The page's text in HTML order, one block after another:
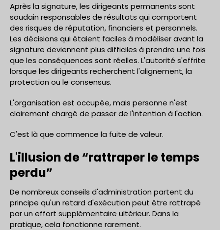
Après la signature, les dirigeants permanents sont
soudain responsables de résultats qui comportent
des risques de réputation, financiers et personnels.
Les décisions qui étaient faciles à modéliser avant la
signature deviennent plus difficiles à prendre une fois
que les conséquences sont réelles. L'autorité s'effrite
lorsque les dirigeants recherchent l'alignement, la
protection ou le consensus.
L'organisation est occupée, mais personne n'est
clairement chargé de passer de l'intention à l'action.
C'est là que commence la fuite de valeur.
L'illusion de “rattraper le temps
perdu”
De nombreux conseils d'administration partent du
principe qu'un retard d'exécution peut être rattrapé
par un effort supplémentaire ultérieur. Dans la
pratique, cela fonctionne rarement.